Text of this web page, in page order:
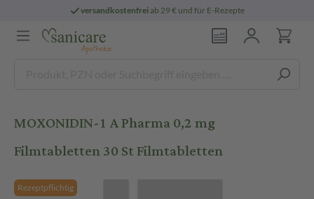
versandkostenfreiab 29 € und für E-Rezepte
MOXONIDIN-1 A Pharma 0,2 mg
Filmtabletten 30 St Filmtabletten
Rezeptpflichtig